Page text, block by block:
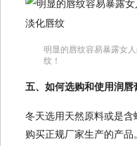
明显的唇纹容易暴露女
纹！
五、如何选购和使用润唇
冬天选用天然原料或是
购买正规厂家生产的产品